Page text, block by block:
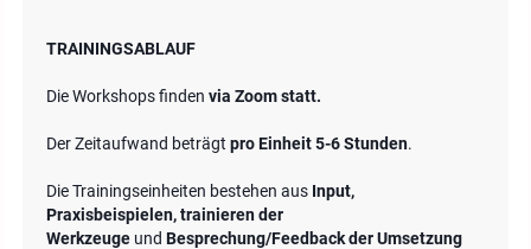
TRAININGSABLAUF
Die Workshops finden via Zoom statt.
Der Zeitaufwand beträgt pro Einheit 5-6 Stunden.
Die Trainingseinheiten bestehen aus Input,
Praxisbeispielen, trainieren der
Werkzeuge und Besprechung/Feedback der Umsetzung